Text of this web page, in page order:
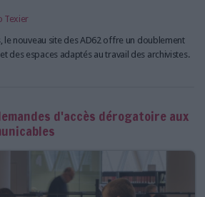
Texier
le nouveau site des AD62 offre un doublement
des espaces adaptés au travail des archivistes.
d'accès dérogatoire aux